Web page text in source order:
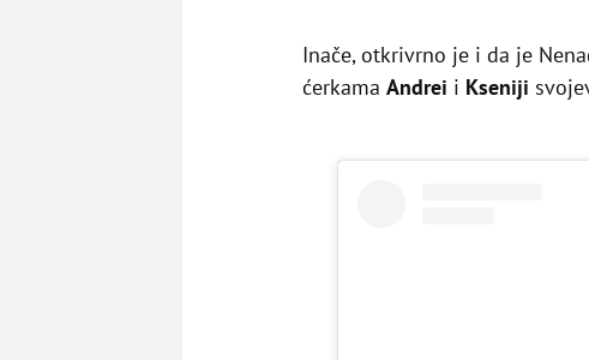
Inače, otkrivrno je i da je
ćerkama Andrei i Kseniji